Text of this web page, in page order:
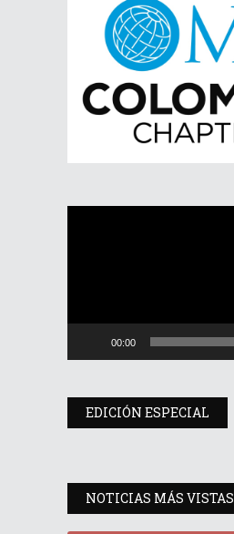
00:00
EDICIÓN ESPECIAL
NOTICIAS MÁS VISTAS